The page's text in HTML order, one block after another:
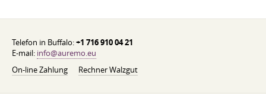
Telefon in Buffalo:+1 716 910 04 21
E-mail: info@auremo.eu
On-line Zahlung
Rechner Walzgut